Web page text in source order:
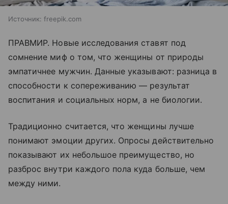
Источник: freepik.com
ПРАВМИР. Новые исследования ставят под
сомнение миф о том, что женщины от природы
эмпатичнее мужчин. Данные указывают: разница в
способности к сопереживанию — результат
воспитания и социальных норм, а не биологии.
Традиционно считается, что женщины лучше
понимают эмоции других. Опросы действительно
показывают их небольшое преимущество, но
разброс внутри каждого пола куда больше, чем
между ними.